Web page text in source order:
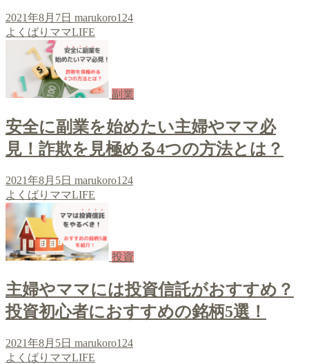
2021年8月7日 marukoro124
よくばりママLIFE
副業
安全に副業を始めたい主婦やママ必
見！詐欺を見極める4つの方法とは？
2021年8月5日 marukoro124
よくばりママLIFE
投資
主婦やママには投資信託がおすすめ？
投資初心者におすすめの銘柄5選！
2021年8月5日 marukoro124
よくばりママLIFE